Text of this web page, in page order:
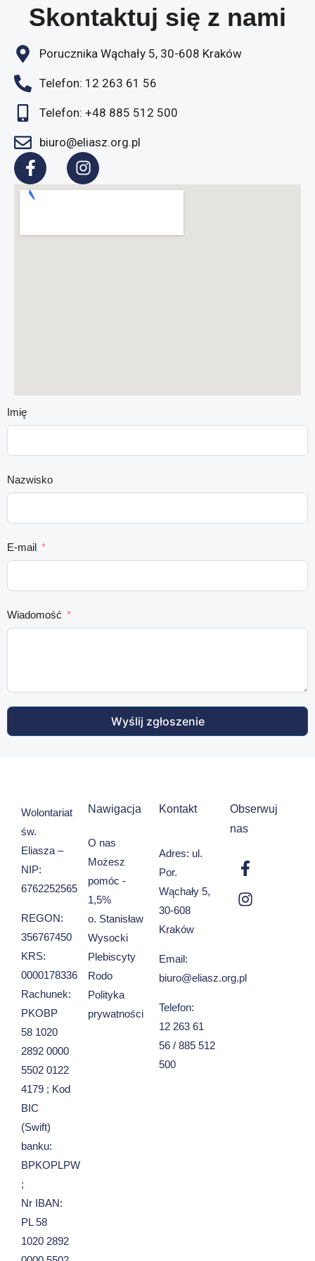
Skontaktuj się z nami
Porucznika Wąchały 5, 30-608 Kraków
Telefon: 12 263 61 56
Telefon: +48 885 512 500
biuro@eliasz.org.pl
Imię
Nazwisko
E-mail
Wiadomość
Wyślij zgłoszenie
Wolontariat
św.
Eliasza –
NIP:
6762252565
REGON:
356767450
KRS:
0000178336
Rachunek:
PKOBP
58 1020
2892 0000
5502 0122
4179 ; Kod
BIC
(Swift)
banku:
BPKOPLPW
;
Nr IBAN:
PL 58
1020 2892
Nawigacja
O nas
Możesz
pomóc -
1,5%
o. Stanisław
Wysocki
Plebiscyty
Rodo
Polityka
prywatności
Kontakt
Adres: ul.
Por.
Wąchały 5,
30-608
Kraków
Email:
biuro@eliasz.org.pl
Telefon:
12 263 61
56 / 885 512
500
Obserwuj
nas